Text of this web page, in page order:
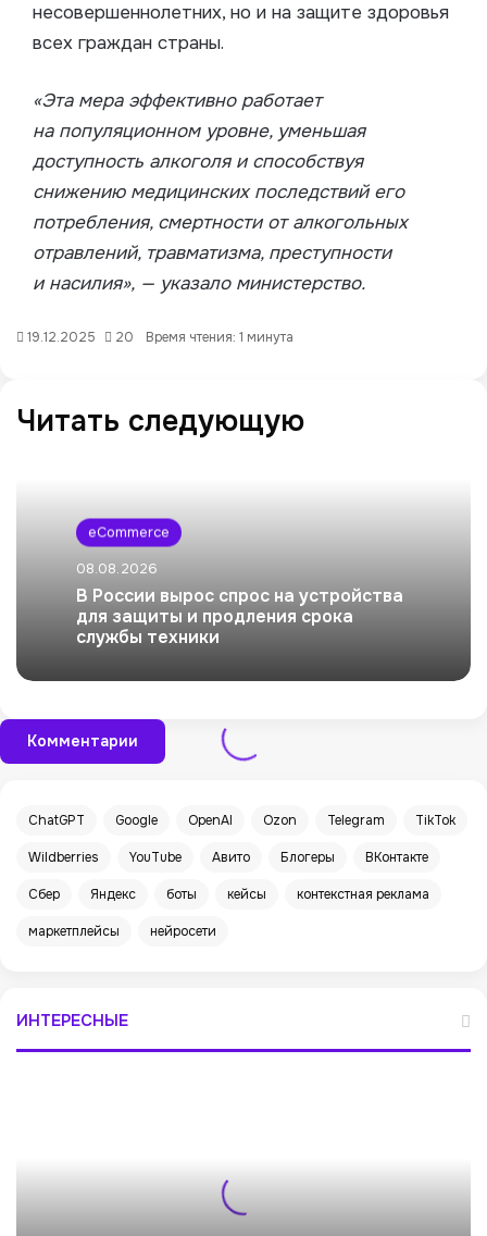
несовершеннолетних, но и на защите здоровья
всех граждан страны.
«Эта мера эффективно работает
на популяционном уровне, уменьшая
доступность алкоголя и способствуя
снижению медицинских последствий его
потребления, смертности от алкогольных
отравлений, травматизма, преступности
и насилия», — указало министерство.
19.12.2025 20 Время чтения: 1 минута
Читать следующую
eCommerce
08.08.2026
В России вырос спрос на устройства
для защиты и продления срока
службы техники
Комментарии
ChatGPT Google OpenAI Ozon Telegram TikTok
Wildberries YouTube Авито Блогеры ВКонтакте
Сбер Яндекс боты кейсы контекстная реклама
маркетплейсы нейросети
ИНТЕРЕСНЫЕ